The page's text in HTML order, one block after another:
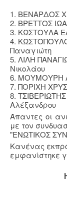
1. ΒΕΝΑΡΔΟΣ
2. ΒΡΕΤΤΟΣ
3. ΚΩΣΤΟΥΛΑ
4.
Παναγιώτη
5. ΛΙΛΗ
Νικολάου
6. ΜΟΥΜΟΥΡΗ
7. ΠΟΡΙΧΗ
8.
Αλέξανδρου
Άπαντες οι
με τον
"ΕΝΩΤΙΚΟΣ
Κανένας
εμφανίστηκε